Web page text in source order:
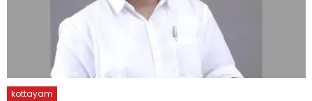
kottayam